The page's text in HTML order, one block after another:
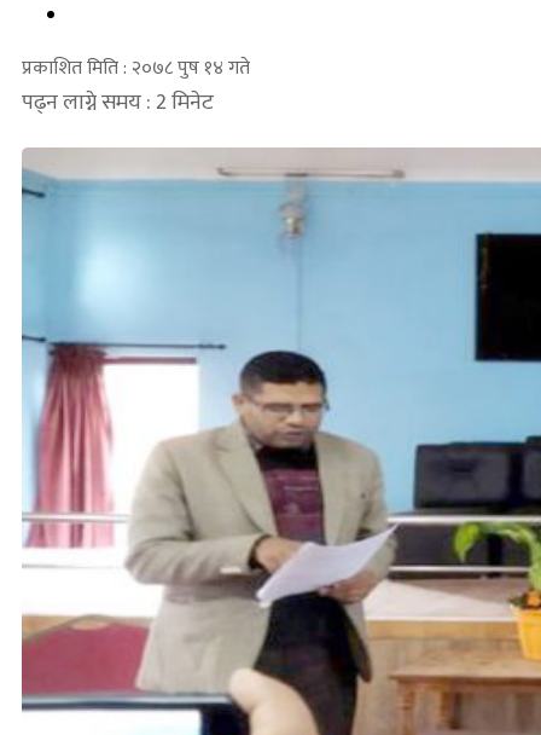
प्रकाशित मिति : २०७८ पुष १४ गते
पढ्न लाग्ने समय : 2 मिनेट